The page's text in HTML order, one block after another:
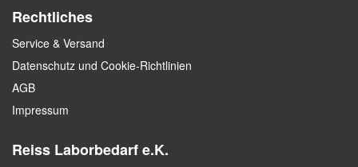
Rechtliches
Service & Versand
Datenschutz und Cookie-Richtlinien
AGB
Impressum
Reiss Laborbedarf e.K.